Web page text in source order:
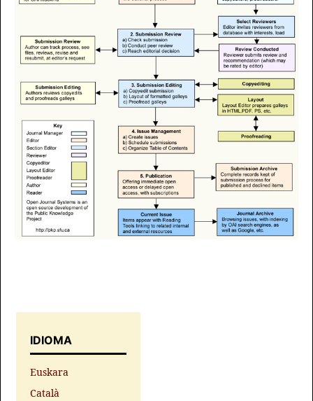
IDIOMA
Euskara
Català